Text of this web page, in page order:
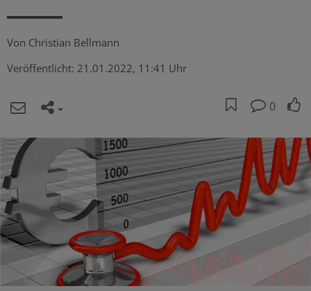
Von Christian Bellmann
Veröffentlicht: 21.01.2022, 11:41 Uhr
0